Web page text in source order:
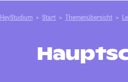
HeyStudium Start Themenübersicht